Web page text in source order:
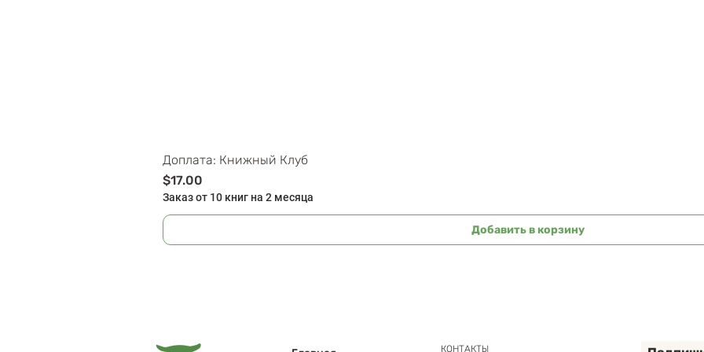
Доплата: Книжный Клуб
Цена
$17.00
Заказ от 10 книг на 2 месяца
Добавить в корзину
КОНТАКТЫ